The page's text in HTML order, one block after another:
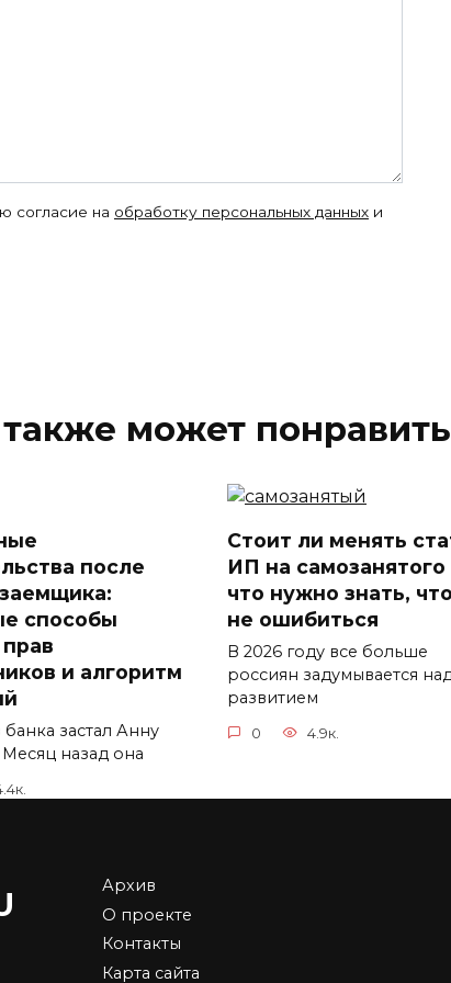
согласие на обработку персональных данных и
может
после
способы
и алгоритм
застал Анну
назад она
Стоит ли менять
ИП на
что нужно знать,
не ошибиться
В 2026 году все больше
россиян задумывается
развитием
0 4.9к.
Платон: как
Архив
О проекте
Контакты
Карта сайта